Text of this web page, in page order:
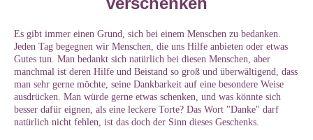
Es gibt immer einen Grund, sich bei einem Menschen zu bedanken.
Jeden Tag begegnen wir Menschen, die uns Hilfe anbieten oder etwas
Gutes tun. Man bedankt sich natürlich bei diesen Menschen, aber
manchmal ist deren Hilfe und Beistand so groß und überwältigend, dass
man sehr gerne möchte, seine Dankbarkeit auf eine besondere Weise
ausdrücken. Man würde gerne etwas schenken, und was könnte sich
besser dafür eignen, als eine leckere Torte? Das Wort "Danke" darf
natürlich nicht fehlen, ist das doch der Sinn dieses Geschenks.